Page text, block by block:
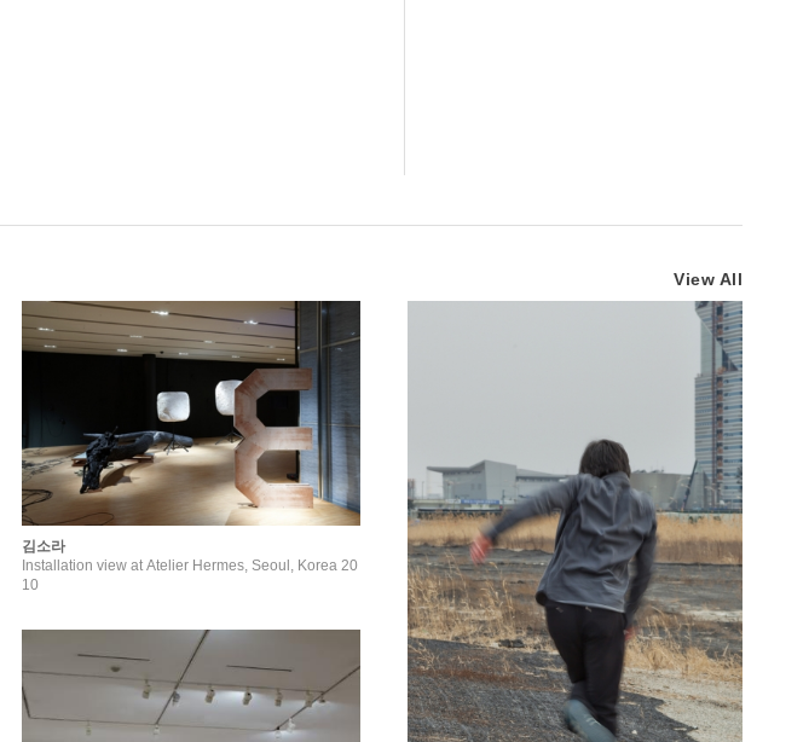
View All
김소라
Installation view at Atelier Hermes, Seoul, Korea 20
10